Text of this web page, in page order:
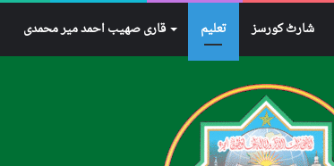
قاری صھیب احمد میر محمدی تعلیم شارٹ کورسز